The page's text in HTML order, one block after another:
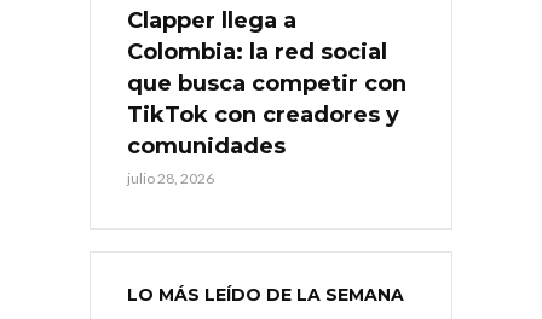
Clapper llega a
Colombia: la red social
que busca competir con
TikTok con creadores y
comunidades
julio 28, 2026
LO MÁS LEÍDO DE LA SEMANA